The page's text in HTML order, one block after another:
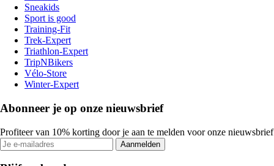
Sneakids
Sport is good
Training-Fit
Trek-Expert
Triathlon-Expert
TripNBikers
Vélo-Store
Winter-Expert
Abonneer je op onze nieuwsbrief
Profiteer van 10% korting door je aan te melden voor onze nieuwsbrief
Aanmelden